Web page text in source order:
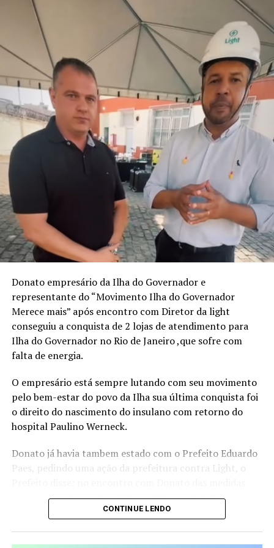
empresas onde atuam. Muitas vezes nos limitamos a
pensar na carreira apenas como uma sequência de
posições ou funções, esquecendo que ela é uma
construção muito maior, que envolve propósito,
impacto e crescimento pessoal”, comenta Mirella
Franco, autora do livro.
“E esse valor não vem apenas da experiência que
acumula, mas da forma como você se posiciona, se
reinventa e se torna indispensável e reconhecido pelo
impacto que gera. Sua jornada não é apenas um caminho
percorrido, mas um patrimônio valioso”, acrescenta.
Com linguagem acessível, o livro combina elementos de
autobiografia, liderança e planejamento estratégico,
propondo um caminho prático para quem deseja
assumir o controle da própria trajetória com clareza,
ousadia e consistência. O método apresentado por
Visão Estratégica, Ousadia Calculada e Operação
Consistente. Juntos, esses pilares funcionam como um
guia para profissionais que buscam direcionamento e
protagonismo em um mercado cada vez mais dinâmico e
competitivo.
profissional que não apenas traga sucesso, mas que
também gere liberdade para tomar decisões alinhadas
aos próprios valores e, acima de tudo, uma valorização
real, que vai além do salário ou do título no cartão de
Além de compartilhar sua própria transformação, da
atuação como conselheira empresarial, Mirella discute
temas sensíveis como a desconexão entre identidade e
crachá, a sobrecarga emocional no ambiente
corporativo e os impactos da falta de planejamento na
Donato empresário da Ilha do Governador e
representante do “Movimento Ilha do Governador
Merece mais” após encontro com Diretor da light
conseguiu a conquista de 2 lojas de atendimento para
Ilha do Governador no Rio de Janeiro ,que sofre com
falta de energia.
O empresário está sempre lutando com seu movimento
pelo bem-estar do povo da Ilha sua última conquista foi
o direito do nascimento do insulano com retorno do
hospital Paulino Werneck.
Donato já havia tambem estado com o Prefeito Eduardo
Paes, pedindo uma ação da prefeitura contra Light, o
que já estava fazendo e até o pedido ao ministro de
Minas e Energia de rever a concessão da Light, e a
com o prejuízo da falta de energia.
CONTINUE LENDO